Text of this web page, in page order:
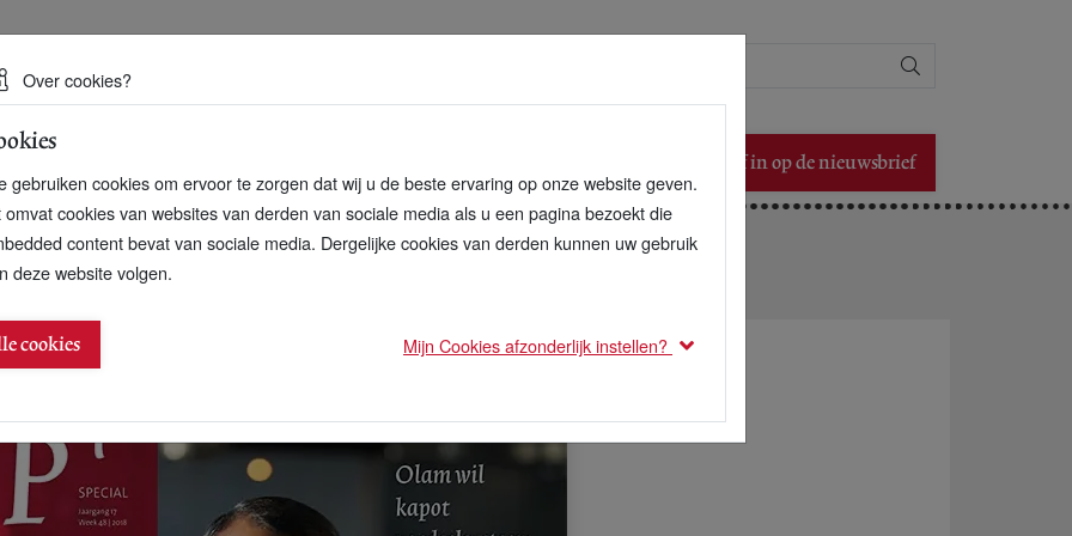
duurzame toekomst
Schrijf in op de nieuwsbrief
Paul Polman?
Over cookies?
gebruiken cookies om ervoor te zorgen dat wij u de beste ervaring op onze website geven.
omvat cookies van websites van derden van sociale media als u een pagina bezoekt die
content bevat van sociale media. Dergelijke cookies van derden kunnen uw gebruik
deze website volgen.
cookies Mijn Cookies afzonderlijk instellen?